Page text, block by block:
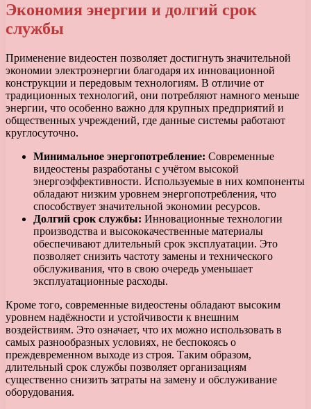
Экономия энергии и долгий срок
службы
Применение видеостен позволяет достигнуть значительной
экономии электроэнергии благодаря их инновационной
конструкции и передовым технологиям. В отличие от
традиционных технологий, они потребляют намного меньше
энергии, что особенно важно для крупных предприятий и
общественных учреждений, где данные системы работают
круглосуточно.
Минимальное энергопотребление: Современные
видеостены разработаны с учётом высокой
энергоэффективности. Используемые в них компоненты
обладают низким уровнем энергопотребления, что
способствует значительной экономии ресурсов.
Долгий срок службы: Инновационные технологии
производства и высококачественные материалы
обеспечивают длительный срок эксплуатации. Это
позволяет снизить частоту замены и технического
обслуживания, что в свою очередь уменьшает
эксплуатационные расходы.
Кроме того, современные видеостены обладают высоким
уровнем надёжности и устойчивости к внешним
воздействиям. Это означает, что их можно использовать в
самых разнообразных условиях, не беспокоясь о
преждевременном выходе из строя. Таким образом,
длительный срок службы позволяет организациям
существенно снизить затраты на замену и обслуживание
оборудования.